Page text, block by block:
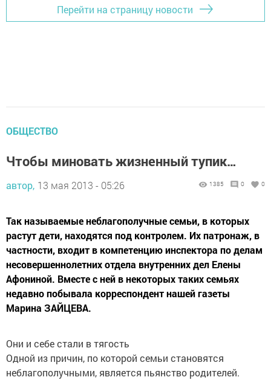
Перейти на страницу новости
ОБЩЕСТВО
Чтобы миновать жизненный тупик…
автор, 13 мая 2013 - 05:26 1385 0 0
Так называемые неблагополучные семьи, в которых
растут дети, находятся под контролем. Их патронаж, в
частности, входит в компетенцию инспектора по делам
несовершеннолетних отдела внутренних дел Елены
Афониной. Вместе с ней в некоторых таких семьях
недавно побывала корреспондент нашей газеты
Марина ЗАЙЦЕВА.
Они и себе стали в тягость
Одной из причин, по которой семьи становятся
неблагополучными, является пьянство родителей.